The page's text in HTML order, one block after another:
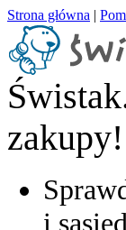
Strona główna |
zakupy!
i